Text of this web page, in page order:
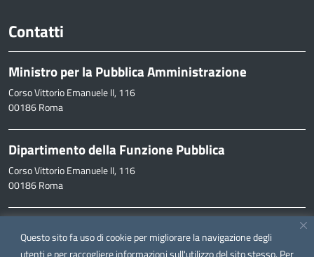
Questo sito fa uso di cookie per migliorare la navigazione degli
utenti e per raccogliere informazioni sull'utilizzo del sito stesso. Per
Contatti
Ministro per la Pubblica Amministrazione
Corso Vittorio Emanuele II, 116
00186 Roma
Dipartimento della Funzione Pubblica
Corso Vittorio Emanuele II, 116
00186 Roma
inpa@funzionepubblica.it